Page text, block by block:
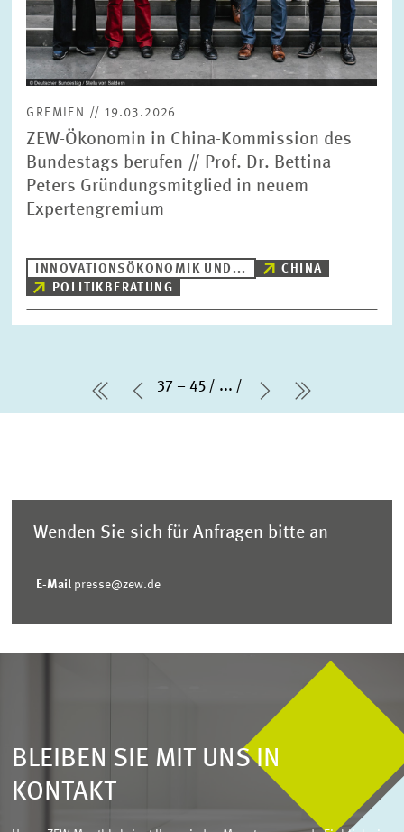
GREMIEN // 19.03.2026
ZEW-Ökonomin in China-Kommission des
Bundestags berufen // Prof. Dr. Bettina
Peters Gründungsmitglied in neuem
Expertengremium
INNOVATIONSÖKONOMIK UND...
CHINA
POLITIKBERATUNG
erste Seite
Vorherige Seite
37 – 45 ...
Nächste Seite
letzte
Wenden Sie sich für Anfragen bitte an
E-Mail presse@zew.de
BLEIBEN SIE MIT UNS IN
KONTAKT